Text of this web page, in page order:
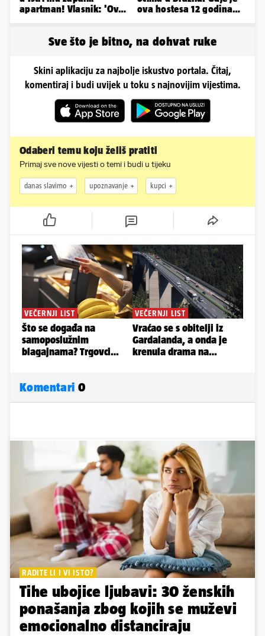
apartman! Vlasnik: 'Ovo
ova hostesa 12 godina
Sve što je bitno, na dohvat ruke
Skini aplikaciju za najbolje iskustvo portala. Čitaj,
komentiraj i budi uvijek u toku s najnovijim vijestima.
Odaberi temu koju želiš pratiti
Primaj sve nove vijesti o temi i budi u tijeku
danas slavimo upoznavanje kupci
Komentari 0
RADITE LI I VI ISTO?
Tihe ubojice ljubavi: 30 ženskih
ponašanja zbog kojih se muževi
emocionalno distanciraju